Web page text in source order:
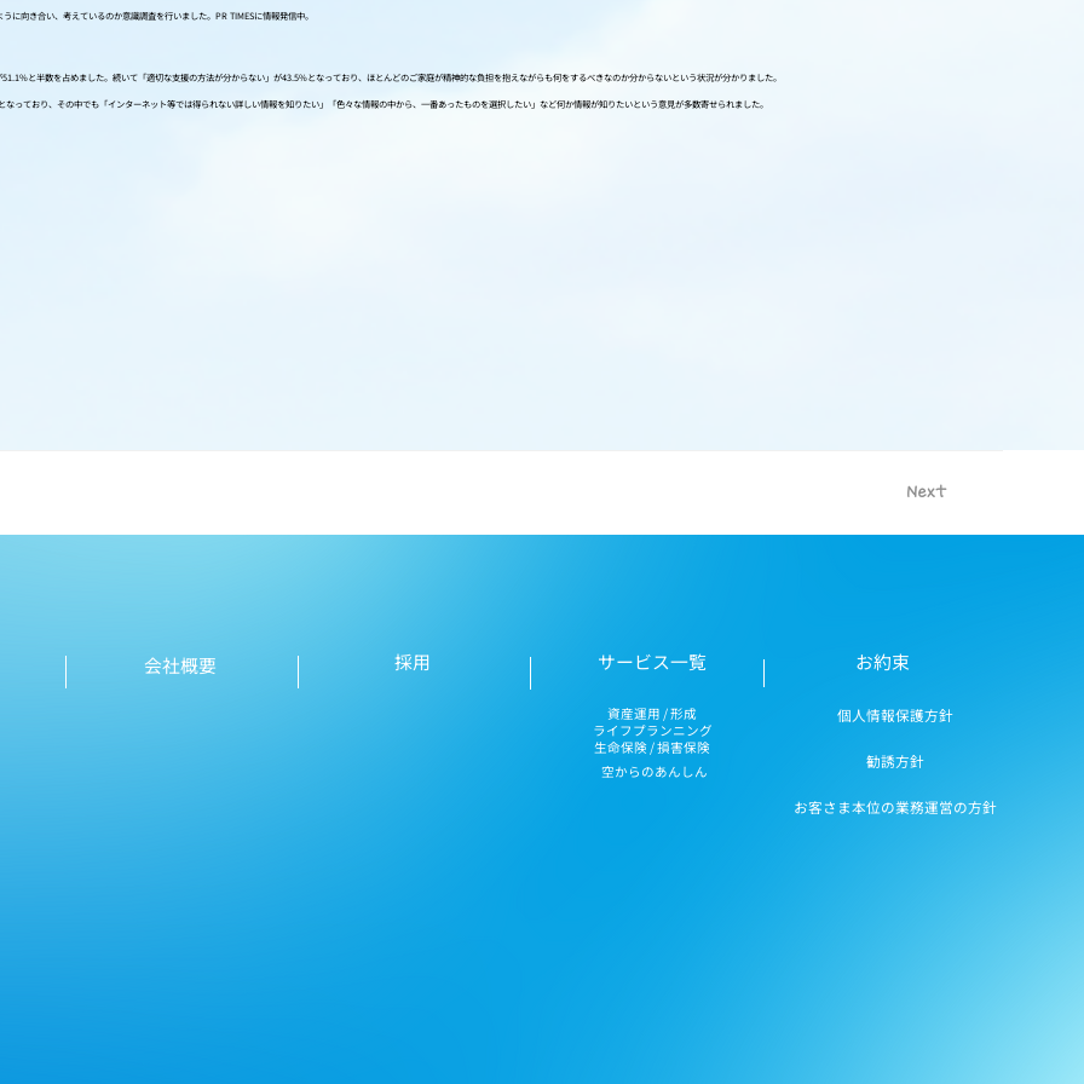
向き合い、考えているのか意識調査を行いました。PR TIMESに情報発信中。
と半数を占めました。続いて「適切な支援の方法が分からない」が43.5%となっており、ほとんどのご家庭が精神的な負担を抱えながらも何をするべきなのか分からないという状況が分かりました。
ており、その中でも「インターネット等では得られない詳しい情報を知りたい」「色々な情報の中から、一番あったものを選択したい」など何か情報が知りたいという意見が多数寄せられました。
Next
会社概要 採用 サービス一覧
資産運用 / 形成
ライフプランニング
生命保険 / 損害保険
空からのあんしん
お約束
個人情報保護方針
勧誘方針
お客さま本位の業務運営の方針